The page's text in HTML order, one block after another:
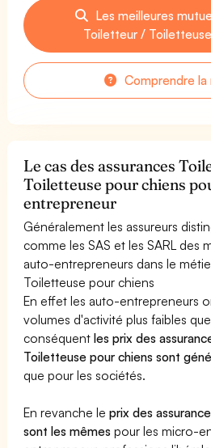
Les meilleures
Toiletteur /
Comprendre la
Le cas des assurances
Toiletteuse pour chiens
entrepreneur
Généralement les assureurs
comme les SAS et les SARL des
auto-entrepreneurs dans le
Toiletteuse pour chiens
En effet les auto-entrepreneurs
volumes d'activité plus faibles
conséquentles prix des
Toiletteuse pour chiens sont
que pour les sociétés.
En revanche leprix des
sont les mêmes pour les micro-